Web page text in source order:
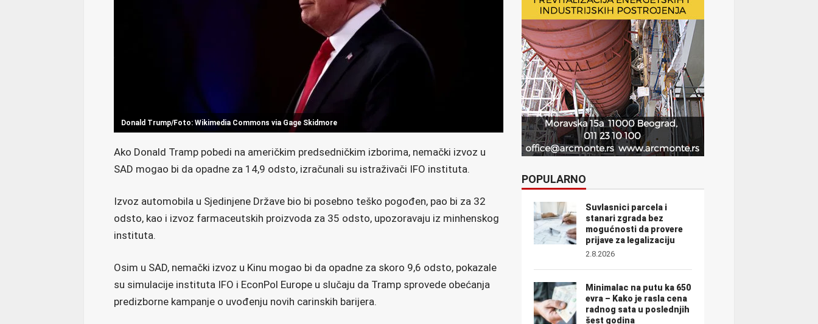
Donald Trump/Foto: Wikimedia Commons via Gage Skidmore
Ako Donald Tramp pobedi na američkim predsedničkim izborima, nemački izvoz u
SAD mogao bi da opadne za 14,9 odsto, izračunali su istraživači IFO instituta.
Izvoz automobila u Sjedinjene Države bio bi posebno teško pogođen, pao bi za 32
odsto, kao i izvoz farmaceutskih proizvoda za 35 odsto, upozoravaju iz minhenskog
instituta.
Osim u SAD, nemački izvoz u Kinu mogao bi da opadne za skoro 9,6 odsto, pokazale
su simulacije instituta IFO i EconPol Europe u slučaju da Tramp sprovede obećanja
predizborne kampanje o uvođenju novih carinskih barijera.
POPULARNO
Suvlasnici parcela i
stanari zgrada bez
mogućnosti da provere
prijave za legalizaciju
2.8.2026
Minimalac na putu ka 650
evra – Kako je rasla cena
radnog sata u poslednjih
šest godina